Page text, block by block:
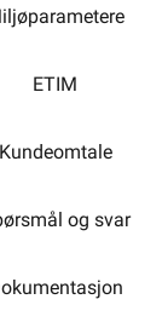
M40-M32
ETIM
Kundeomtale
og svar